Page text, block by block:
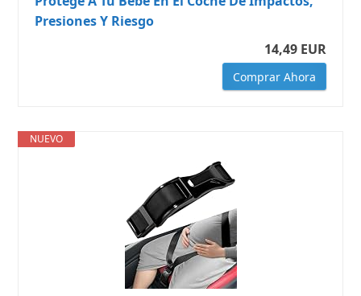
Presiones Y Riesgo
14,49 EUR
Comprar Ahora
NUEVO